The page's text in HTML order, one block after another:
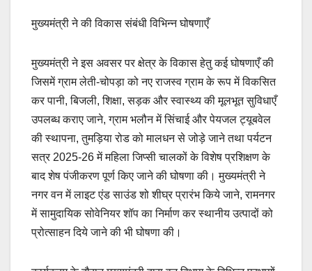
मुख्यमंत्री ने की विकास संबंधी विभिन्न घोषणाएँ
मुख्यमंत्री ने इस अवसर पर क्षेत्र के विकास हेतु कई घोषणाएँ की
जिसमें ग्राम लेती-चोपड़ा को नए राजस्व ग्राम के रूप में विकसित
कर पानी, बिजली, शिक्षा, सड़क और स्वास्थ्य की मूलभूत सुविधाएँ
उपलब्ध कराए जाने, ग्राम भलौन में सिंचाई और पेयजल ट्यूबवेल
की स्थापना, तुमड़िया रोड को मालधन से जोड़े जाने तथा पर्यटन
सत्र 2025-26 में महिला जिप्सी चालकों के विशेष प्रशिक्षण के
बाद शेष पंजीकरण पूर्ण किए जाने की घोषणा की। मुख्यमंत्री ने
नगर वन में लाइट एंड साउंड शो शीघ्र प्रारंभ किये जाने, रामनगर
में सामुदायिक सोवेनियर शॉप का निर्माण कर स्थानीय उत्पादों को
प्रोत्साहन दिये जाने की भी घोषणा की।